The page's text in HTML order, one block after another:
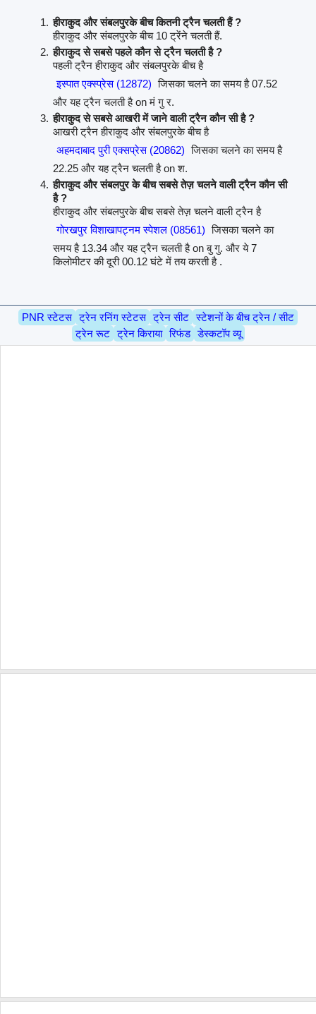
हीराकुद और संबलपुरके बीच कितनी ट्रैन चलती हैं ?
हीराकुद और संबलपुरके बीच 10 ट्रेंने चलती हैं.
हीराकुद से सबसे पहले कौन से ट्रैन चलती है ?
पहली ट्रैन हीराकुद और संबलपुरके बीच है
इस्पात एक्स्प्रेस (12872) जिसका चलने का समय है 07.52
और यह ट्रैन चलती है on मं गु र.
हीराकुद से सबसे आखरी में जाने वाली ट्रैन कौन सी है ?
आखरी ट्रैन हीराकुद और संबलपुरके बीच है
अहमदाबाद पुरी एक्सप्रेस (20862) जिसका चलने का समय है
22.25 और यह ट्रैन चलती है on श.
हीराकुद और संबलपुर के बीच सबसे तेज़ चलने वाली ट्रैन कौन सी
है ?
हीराकुद और संबलपुरके बीच सबसे तेज़ चलने वाली ट्रैन है
गोरखपुर विशाखापट्नम स्पेशल (08561) जिसका चलने का
समय है 13.34 और यह ट्रैन चलती है on बु गु. और ये 7
किलोमीटर की दूरी 00.12 घंटे में तय करती है .
PNR स्टेटस ट्रेन रनिंग स्टेटस ट्रेन सीट स्टेशनों के बीच ट्रेन / सीट
ट्रेन रूट ट्रेन किराया रिफंड डेस्कटॉप व्यू